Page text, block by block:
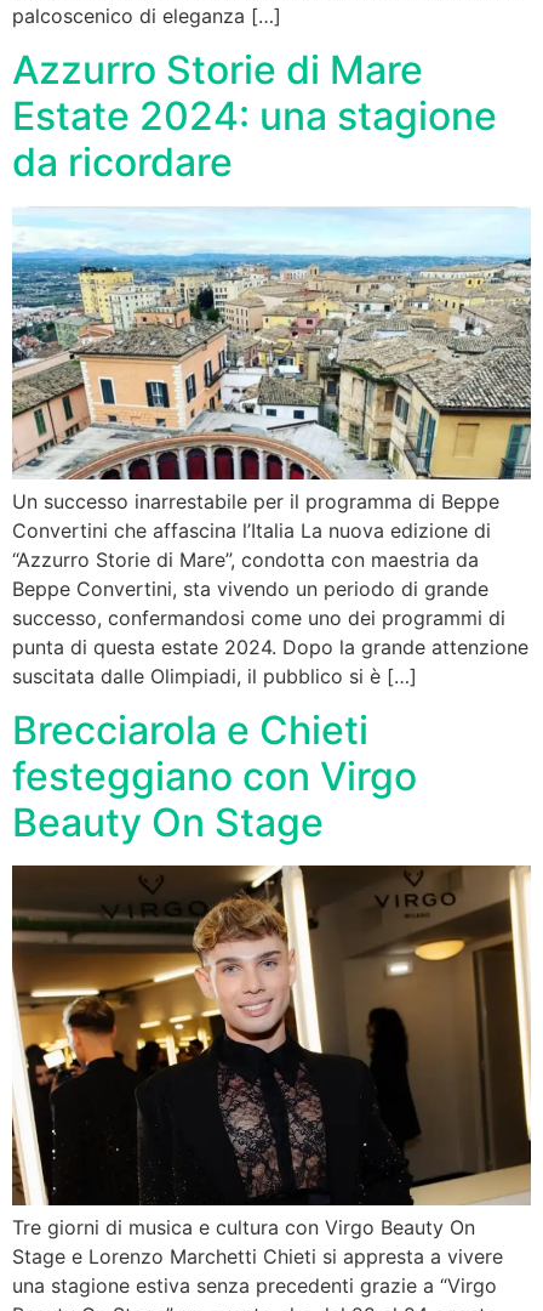
palcoscenico di eleganza […]
Azzurro Storie di Mare
Estate 2024: una stagione
da ricordare
Un successo inarrestabile per il programma di Beppe
Convertini che affascina l’Italia La nuova edizione di
“Azzurro Storie di Mare”, condotta con maestria da
Beppe Convertini, sta vivendo un periodo di grande
successo, confermandosi come uno dei programmi di
punta di questa estate 2024. Dopo la grande attenzione
suscitata dalle Olimpiadi, il pubblico si è […]
Brecciarola e Chieti
festeggiano con Virgo
Beauty On Stage
Tre giorni di musica e cultura con Virgo Beauty On
Stage e Lorenzo Marchetti Chieti si appresta a vivere
una stagione estiva senza precedenti grazie a “Virgo